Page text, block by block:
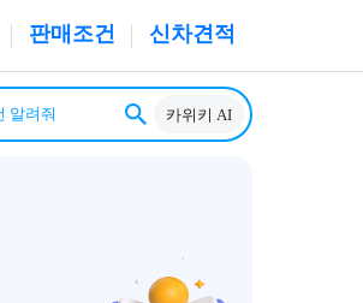
판매조건 신차견적
카위키 AI